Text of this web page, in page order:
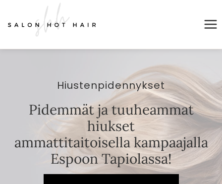
sisältöön
Hiustenpidennykset
Pidemmät ja tuuheammat
hiukset
ammattitaitoisella kampaajalla
Espoon Tapiolassa!